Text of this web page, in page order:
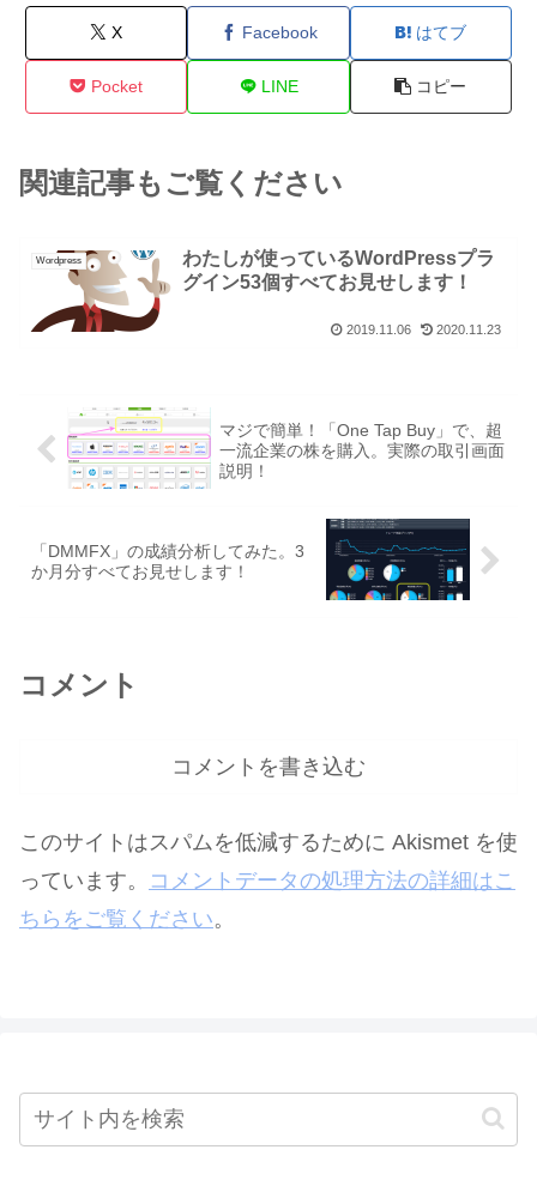
X Facebook はてブ
Pocket LINE コピー
関連記事もご覧ください
Wordpress
わたしが使っているWordPressプラ
グイン53個すべてお見せします！
2019.11.06 2020.11.23
マジで簡単！「One Tap Buy」で、超
一流企業の株を購入。実際の取引画面
説明！
「DMMFX」の成績分析してみた。3
か月分すべてお見せします！
コメント
コメントを書き込む
このサイトはスパムを低減するために Akismet を使
っています。
コメントデータの処理方法の詳細はこ
ちらをご覧ください。